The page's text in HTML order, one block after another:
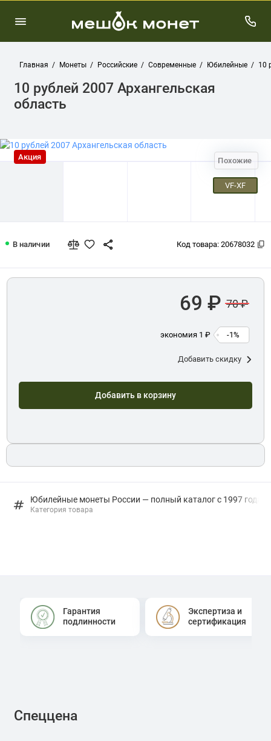
Главная Монеты Российские Современные Юбилейные 10
10 рублей 2007 Архангельская
область
Похожие
VF-XF
Акция
В наличии Код товара: 20678032
Юбилейные монеты России — полный каталог с 1997 года:
Категория товара
69 ₽ 70 ₽
экономия 1 ₽ -1%
Добавить скидку
Добавить в корзину
Гарантия
подлинности
Экспертиза и
сертификация
Спеццена